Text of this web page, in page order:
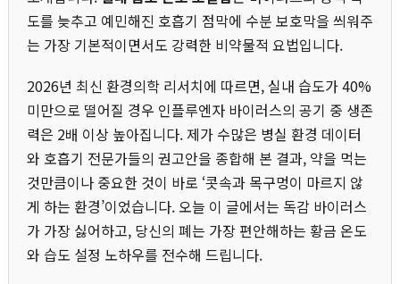
도를 늦추고 예민해진 호흡기 점막에 수분 보호막을 씌워주
는 가장 기본적이면서도 강력한 비약물적 요법입니다.
2026년 최신 환경의학 리서치에 따르면, 실내 습도가 40%
미만으로 떨어질 경우 인플루엔자 바이러스의 공기 중 생존
력은 2배 이상 높아집니다. 제가 수많은 병실 환경 데이터
와 호흡기 전문가들의 권고안을 종합해 본 결과, 약을 먹는
것만큼이나 중요한 것이 바로 ‘콧속과 목구멍이 마르지 않
게 하는 환경’이었습니다. 오늘 이 글에서는 독감 바이러스
가 가장 싫어하고, 당신의 폐는 가장 편안해하는 황금 온도
와 습도 설정 노하우를 전수해 드립니다.